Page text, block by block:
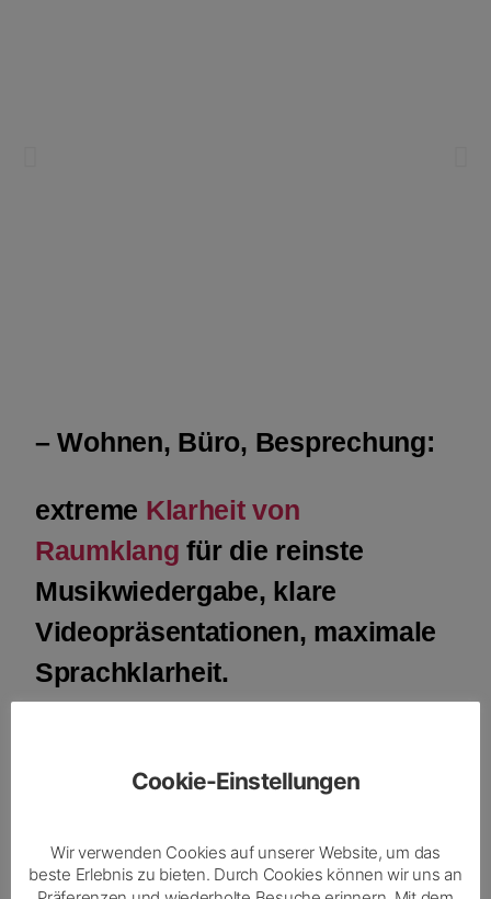
– Wohnen, Büro, Besprechung:
extreme Klarheit von
Raumklang für die reinste
Musikwiedergabe, klare
Videopräsentationen, maximale
Sprachklarheit.
Missverständnisse,
zielorientierte Verhandlungen,
Cookie-Einstellungen
Wir verwenden Cookies auf unserer Website, um das
beste Erlebnis zu bieten. Durch Cookies können wir uns an